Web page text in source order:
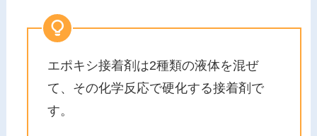
エポキシ接着剤は2種類の液体を混ぜ
て、その化学反応で硬化する接着剤で
す。